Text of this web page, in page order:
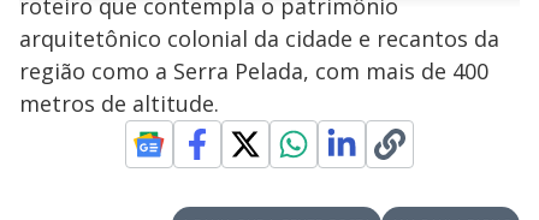
a
y
V
n
d
s
u
n
o
s
roteiro que contempla o patrimônio
arquitetônico colonial da cidade e recantos da
região como a Serra Pelada, com mais de 400
metros de altitude.